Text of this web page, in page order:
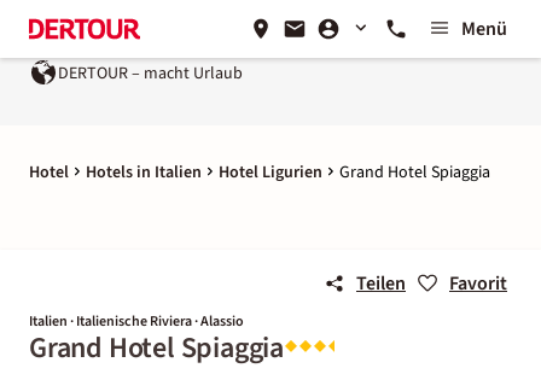
Menü
DERTOUR – macht Urlaub
Hotel Hotels in Italien Hotel Ligurien Grand Hotel Spiaggia
Teilen Favorit
Italien · Italienische Riviera · Alassio
Grand Hotel Spiaggia